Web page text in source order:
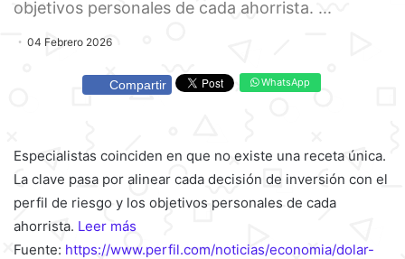
objetivos personales de cada ahorrista. ...
04 Febrero 2026
Compartir WhatsApp
Especialistas coinciden en que no existe una receta única.
La clave pasa por alinear cada decisión de inversión con el
perfil de riesgo y los objetivos personales de cada
ahorrista. Leer más
Fuente: https://www.perfil.com/noticias/economia/dolar-